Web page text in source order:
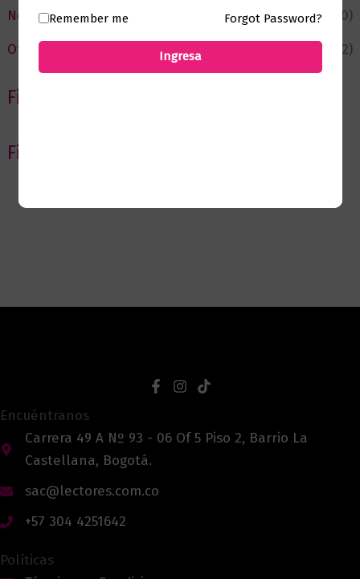
Novedades
(110)
Ofertas
(12)
Filtrar por Autor
Filtrar por editorial
Encuéntranos
Carrera 49 A Nº 93 - 06 Of 5 Piso 2, Barrio La
Castellana, Bogotá.
sac@lectores.com.co
+57 304 4251642
Políticas
Remember me Forgot Password?
Ingresa